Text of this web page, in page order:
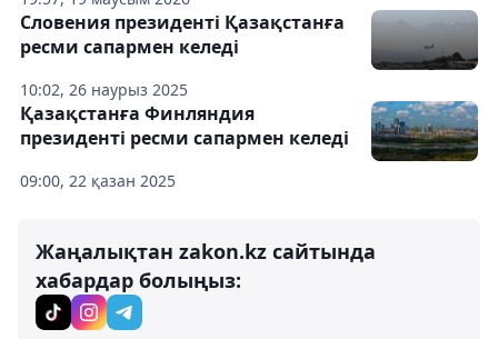
10:02, 26 наурыз 2025
Словения президенті Қазақстанға
ресми сапармен келеді
09:00, 22 қазан 2025
Қазақстанға Финляндия
президенті ресми сапармен келеді
Жаңалықтан zakon.kz сайтында
хабардар болыңыз: